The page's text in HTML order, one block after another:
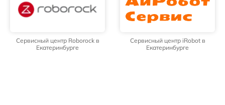
Сервисный центр Roborock в
Екатеринбурге
Сервисный центр iRobot в
Екатеринбурге